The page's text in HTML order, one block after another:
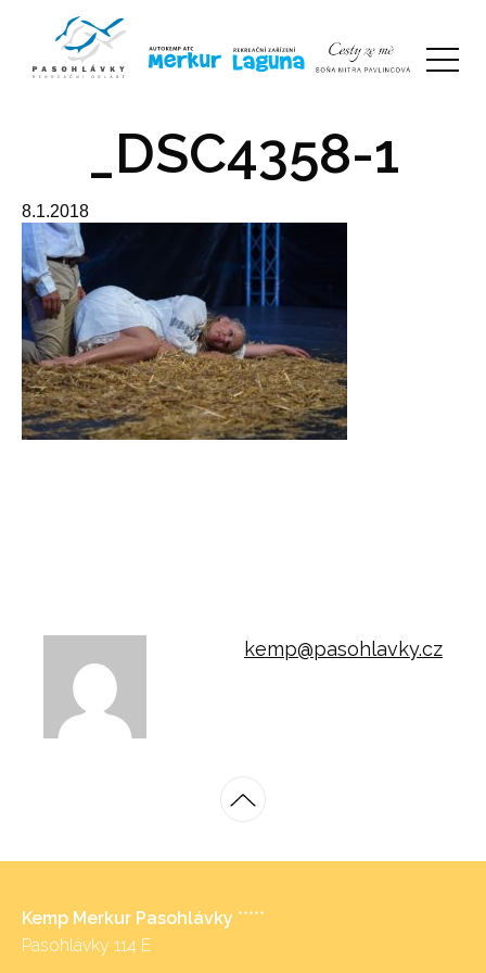
_DSC4358-1
8.1.2018
kemp@pasohlavky.cz
Kemp Merkur Pasohlávky *****
Pasohlávky 114 E